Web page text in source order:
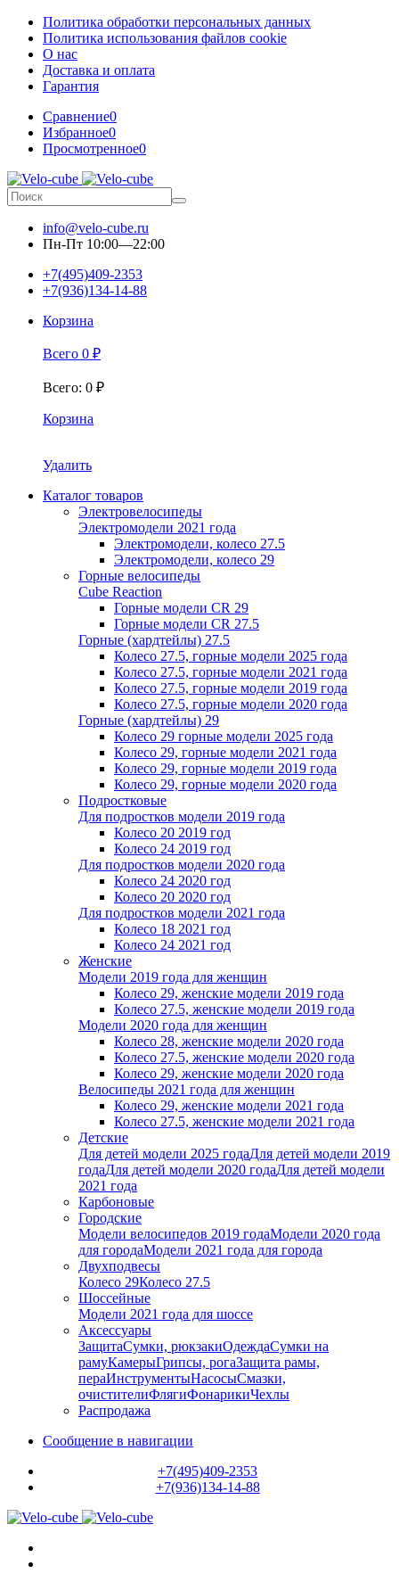
Политика обработки персональных данных
Политика использования файлов cookie
О нас
Доставка и оплата
Гарантия
Сравнение0
Избранное0
Просмотренное0
info@velo-cube.ru
Пн-Пт 10:00—22:00
+7(495)409-2353
+7(936)134-14-88
Корзина
Всего 0 ₽
Всего: 0 ₽
Корзина
Удалить
Каталог товаров
Электровелосипеды
Электромодели 2021 года
Электромодели, колесо 27.5
Электромодели, колесо 29
Горные велосипеды
Cube Reaction
Горные модели CR 29
Горные модели CR 27.5
Горные (хардтейлы) 27.5
Колесо 27.5, горные модели 2025 года
Колесо 27.5, горные модели 2021 года
Колесо 27.5, горные модели 2019 года
Колесо 27.5, горные модели 2020 года
Горные (хардтейлы) 29
Колесо 29 горные модели 2025 года
Колесо 29, горные модели 2021 года
Колесо 29, горные модели 2019 года
Колесо 29, горные модели 2020 года
Подростковые
Для подростков модели 2019 года
Колесо 20 2019 год
Колесо 24 2019 год
Для подростков модели 2020 года
Колесо 24 2020 год
Колесо 20 2020 год
Для подростков модели 2021 года
Колесо 18 2021 год
Колесо 24 2021 год
Женскиe
Модели 2019 года для женщин
Колесо 29, женские модели 2019 года
Колесо 27.5, женские модели 2019 года
Модели 2020 года для женщин
Колесо 28, женские модели 2020 года
Колесо 27.5, женские модели 2020 года
Колесо 29, женские модели 2020 года
Велосипеды 2021 года для женщин
Колесо 29, женские модели 2021 года
Колесо 27.5, женские модели 2021 года
Детские
Для детей модели 2025 годаДля детей модели 2019
годаДля детей модели 2020 годаДля детей модели
2021 года
Карбоновые
Городские
Модели велосипедов 2019 годаМодели 2020 года
для городаМодели 2021 года для города
Двухподвесы
Колесо 29Колесо 27.5
Шоссейные
Модели 2021 года для шоссе
Аксессуары
ЗащитаСумки, рюкзакиОдеждаСумки на
рамуКамерыГрипсы, рогаЗащита рамы,
пераИнструментыНасосыСмазки,
очистителиФлягиФонарикиЧехлы
Распродажа
Сообщение в навигации
+7(495)409-2353
+7(936)134-14-88